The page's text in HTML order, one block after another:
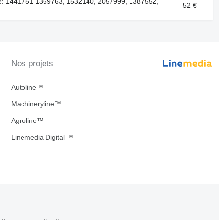
52 €
Nos projets
Autoline™
Machineryline™
Agroline™
Linemedia Digital ™